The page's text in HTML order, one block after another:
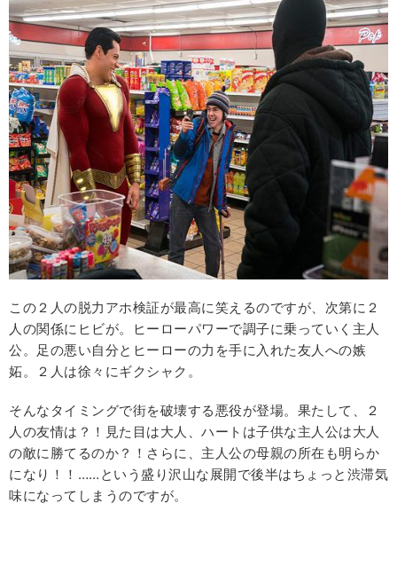
この２人の脱力アホ検証が最高に笑えるのですが、次第に２
人の関係にヒビが。ヒーローパワーで調子に乗っていく主人
公。足の悪い自分とヒーローの力を手に入れた友人への嫉
妬。２人は徐々にギクシャク。
そんなタイミングで街を破壊する悪役が登場。果たして、２
人の友情は？！見た目は大人、ハートは子供な主人公は大人
の敵に勝てるのか？！さらに、主人公の母親の所在も明らか
になり！！……という盛り沢山な展開で後半はちょっと渋滞気
味になってしまうのですが。